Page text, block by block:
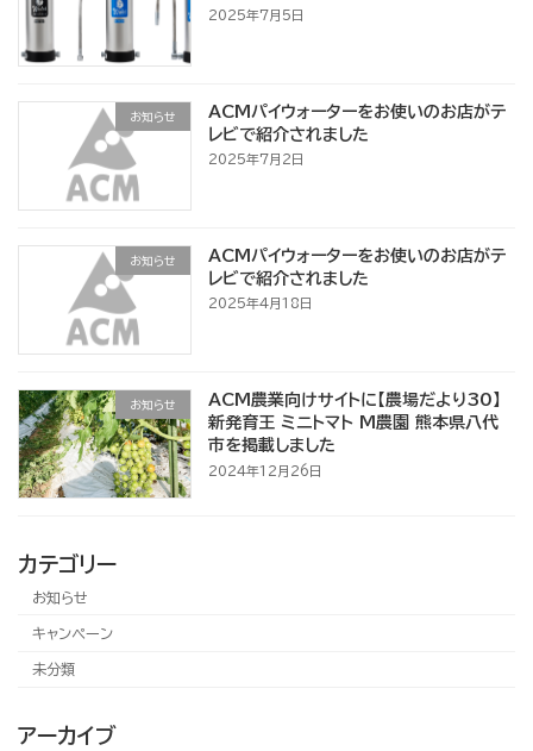
2025年7月5日
お知らせ
ACMパイウォーターをお使いのお店がテ
レビで紹介されました
2025年7月2日
お知らせ
ACMパイウォーターをお使いのお店がテ
レビで紹介されました
2025年4月18日
お知らせ
ACM農業向けサイトに【農場だより30】
新発育王 ミニトマト M農園 熊本県八代
市を掲載しました
2024年12月26日
カテゴリー
お知らせ
キャンペーン
未分類
アーカイブ